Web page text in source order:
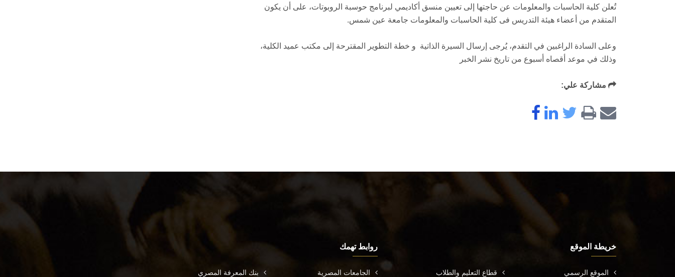
تُعلن كلية الحاسبات والمعلومات عن حاجتها إلى تعيين منسق أكاديمي لبرنامج حوسبة الروبوتات، على أن يكون
المتقدم من أعضاء هيئة التدريس فى كلية الحاسبات والمعلومات جامعة عين شمس.
وعلى السادة الراغبين في التقدم، يُرجى إرسال السيرة الذاتية و خطة التطوير المقترحة إلى مكتب عميد الكلية،
وذلك في موعد أقصاه أسبوع من تاريخ نشر الخبر
مشاركة علي:
خريطة الموقع
الموقع الرسمي قطاع التعليم والطلاب
روابط تهمك
الجامعات المصرية بنك المعرفة المصري